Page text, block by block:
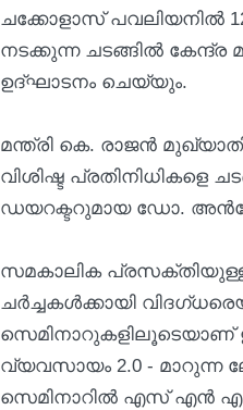
ചക്കോളാസ് പവലിയനിൽ
നടക്കുന്ന ചടങ്ങില്‍
ഉദ്ഘാടനം ചെയ്യും.
മന്ത്രി കെ. രാജൻ
വിശിഷ്ട പ്രതിനിധികളെ
ഡയറക്ടറുമായ ഡോ.
സമകാലിക പ്രസക്തിയുള്ള
ചർച്ചകൾക്കായി
സെമിനാറുകളിലൂടെയാണ്
വ്യവസായം 2.0 -
സെമിനാറില്‍ എസ് എന്‍